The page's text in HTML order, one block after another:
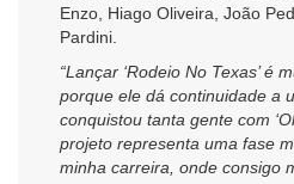
Enzo, Hiago Oliveira, João
Pardini.
“Lançar ‘Rodeio No Texas’ é
porque ele dá continuidade a
conquistou tanta gente com
projeto representa uma fase
minha carreira, onde consigo